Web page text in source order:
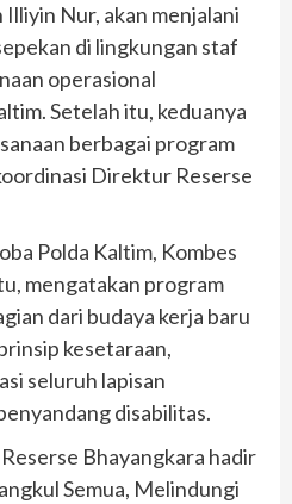
Nur, akan menjalani
di lingkungan staf
operasional
Setelah itu, keduanya
berbagai program
Direktur Reserse
Polda Kaltim, Kombes
mengatakan program
dari budaya kerja baru
kesetaraan,
seluruh lapisan
disabilitas.
Bhayangkara hadir
Semua, Melindungi